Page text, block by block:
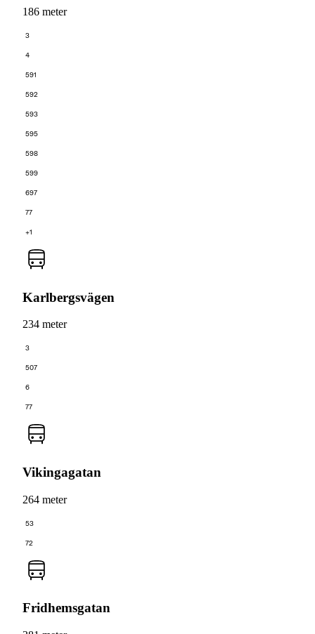
186 meter
3
4
591
592
593
595
598
599
697
77
+1
Karlbergsvägen
234 meter
3
507
6
77
Vikingagatan
264 meter
53
72
Fridhemsgatan